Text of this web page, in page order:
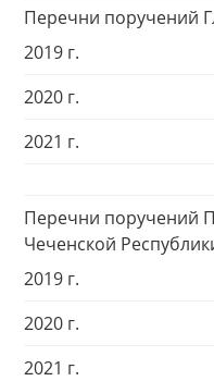
Перечни поручений
2019 г.
2020 г.
2021 г.
Перечни поручений
Чеченской
2019 г.
2020 г.
2021 г.